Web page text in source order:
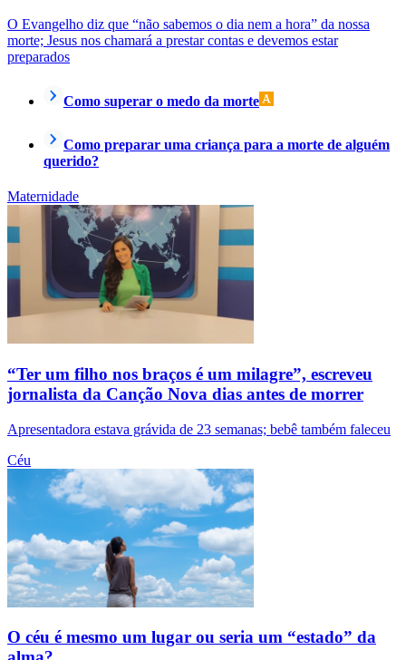
O Evangelho diz que “não sabemos o dia nem a hora” da nossa
morte; Jesus nos chamará a prestar contas e devemos estar
preparados
Como superar o medo da morte
Como preparar uma criança para a morte de alguém
querido?
Maternidade
“Ter um filho nos braços é um milagre”, escreveu
jornalista da Canção Nova dias antes de morrer
Apresentadora estava grávida de 23 semanas; bebê também faleceu
Céu
O céu é mesmo um lugar ou seria um “estado” da